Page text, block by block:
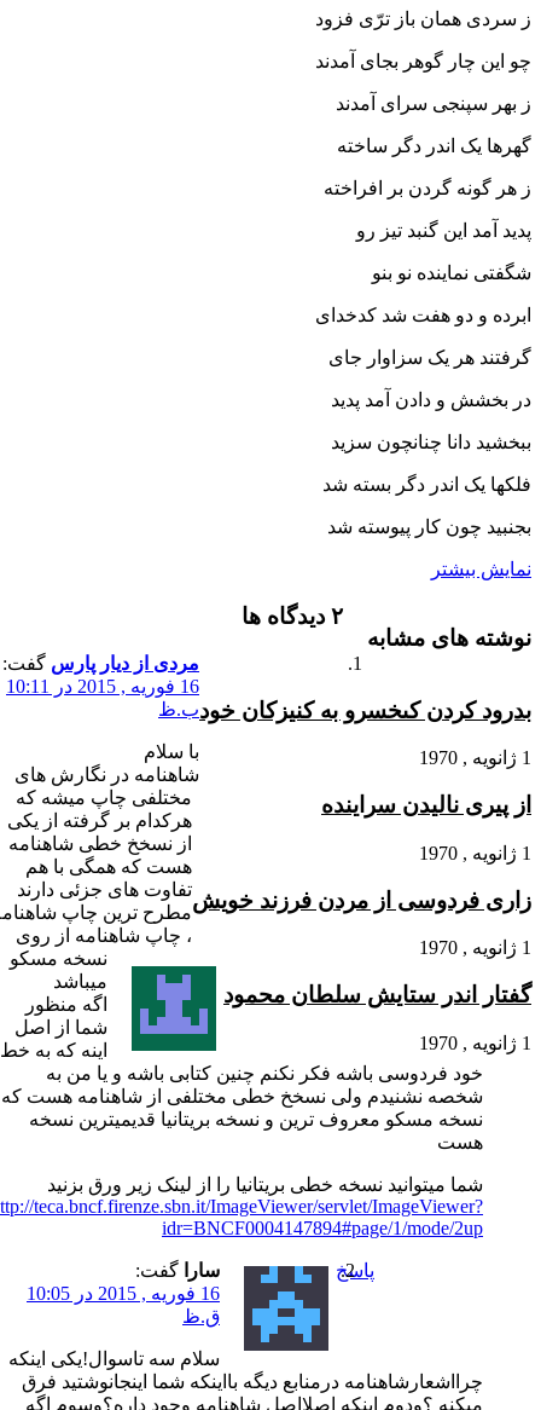
ز سردى همان باز ترّى فزود
چو این چار گوهر بجاى آمدند
ز بهر سپنجى سراى آمدند
گهرها یک اندر دگر ساخته
ز هر گونه گردن بر افراخته‏
پدید آمد این گنبد تیز رو
شگفتى نماینده نو بنو
ابرده و دو هفت شد کدخداى
گرفتند هر یک سزاوار جاى‏
در بخشش و دادن آمد پدید
ببخشید دانا چنانچون سزید
فلکها یک اندر دگر بسته شد
بجنبید چون کار پیوسته شد
نمایش بیشتر
نوشته های مشابه
بدرود کردن کى‏خسرو به کنیزکان خود
از پیرى نالیدن سراینده
زارى فردوسى از مردن فرزند خویش
گفتار اندر ستایش سلطان محمود
‫۲ دیدگاه ها
مردی از دیار پارس گفت:
16 فوریه , 2015 در 10:11
ب.ظ
با سلام
شاهنامه در نگارش های
مختلفی چاپ میشه که
هرکدام بر گرفته از یکی
از نسخخ خطی شاهنامه
هست که همگی با هم
تفاوت های جزئی دارند
مطرح ترین چاپ شاهنامه
، چاپ شاهنامه از روی
نسخه مسکو
میباشد
اگه منظور
شما از اصل
اینه که به خط
خود فردوسی باشه فکر نکنم چنین کتابی باشه و یا من به
شخصه نشنیدم ولی نسخخ خطی مختلفی از شاهنامه هست که
نسخه مسکو معروف ترین و نسخه بریتانیا قدیمیترین نسخه
هست
شما میتوانید نسخه خطی بریتانیا را از لینک زیر ورق بزنید
http://teca.bncf.firenze.sbn.it/ImageViewer/servlet/ImageViewer?
idr=BNCF0004147894#page/1/mode/2up
پاسخ سارا
گفت:
16 فوریه , 2015 در 10:05
ق.ظ
سلام سه تاسوال!یکی اینکه
چرااشعارشاهنامه درمنابع دیگه بااینکه شما اینجانوشتید فرق
میکنه ؟ودوم اینکه اصلااصل شاهنامه وجود داره؟وسوم اگه